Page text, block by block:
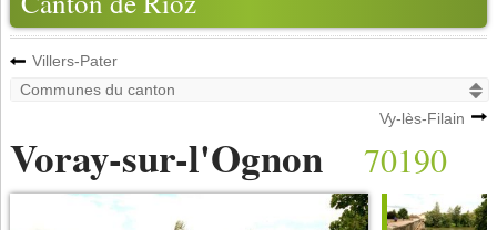
Villers-Pater
Vy-lès-Filain
Voray-sur-l'Ognon 70190